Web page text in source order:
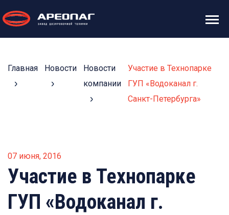
Главная Новости
Новости
компании
Участие в Технопарке
ГУП «Водоканал г.
Санкт-Петербурга»
07 июня, 2016
Участие в Технопарке
ГУП «Водоканал г.